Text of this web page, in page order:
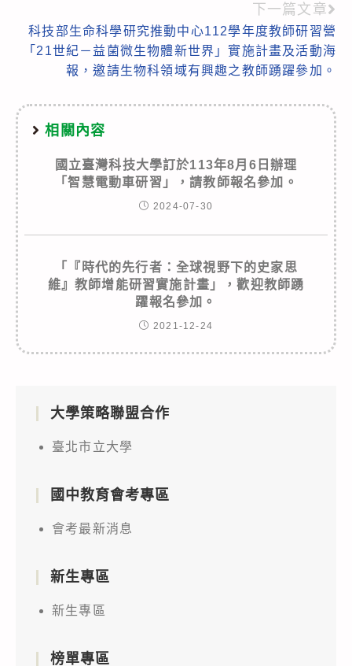
下一篇文章
科技部生命科學研究推動中心112學年度教師研習營
「21世紀－益菌微生物體新世界」實施計畫及活動海
報，邀請生物科領域有興趣之教師踴躍參加。
相關內容
國立臺灣科技大學訂於113年8月6日辦理
「智慧電動車研習」，請教師報名參加。
2024-07-30
「『時代的先行者：全球視野下的史家思
維』教師增能研習實施計畫」，歡迎教師踴
躍報名參加。
2021-12-24
大學策略聯盟合作
臺北市立大學
國中教育會考專區
會考最新消息
新生專區
新生專區
榜單專區